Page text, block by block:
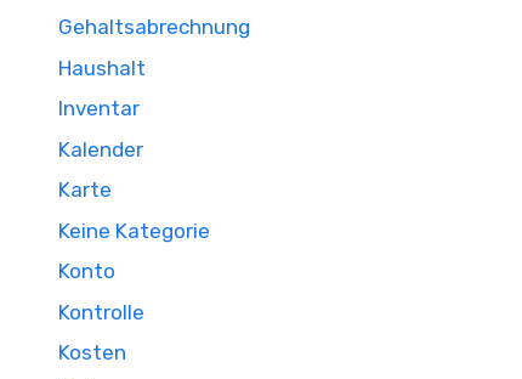
Gehaltsabrechnung
Haushalt
Inventar
Kalender
Karte
Keine Kategorie
Konto
Kontrolle
Kosten